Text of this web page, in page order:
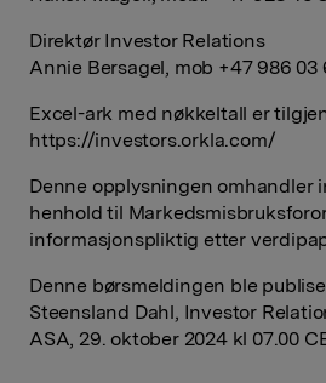
Direktør Investor Relations
Annie Bersagel, mob +47 986 03
Excel-ark med nøkkeltall er
https://investors.orkla.com/
Denne opplysningen omhandler
henhold til
informasjonspliktig etter
Denne børsmeldingen ble
Steensland Dahl, Investor
ASA, 29. oktober 2024 kl 07.00